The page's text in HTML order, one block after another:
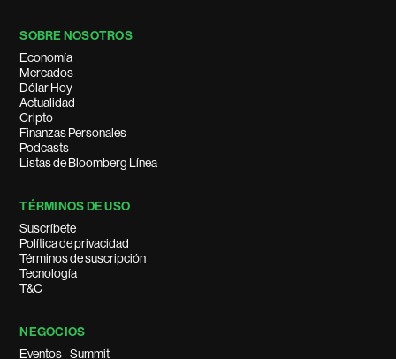
SOBRE NOSOTROS
Economía
Mercados
Dólar Hoy
Actualidad
Cripto
Finanzas Personales
Podcasts
Listas de Bloomberg Línea
TÉRMINOS DE USO
Suscríbete
Política de privacidad
Términos de suscripción
Tecnología
T&C
NEGOCIOS
Eventos - Summit